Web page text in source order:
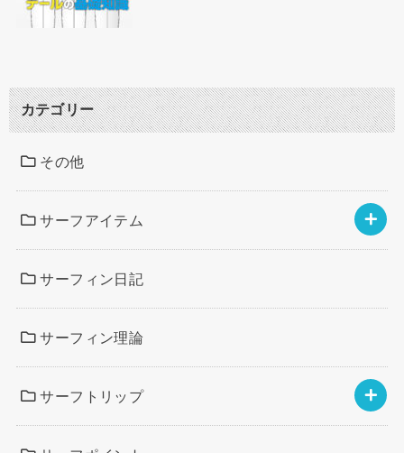
カテゴリー
その他
サーフアイテム
サーフィン日記
サーフィン理論
サーフトリップ